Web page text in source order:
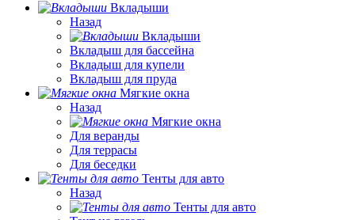
Вкладыши
Назад
Вкладыши
Вкладыш для бассейна
Вкладыш для купели
Вкладыш для пруда
Мягкие окна
Назад
Мягкие окна
Для веранды
Для террасы
Для беседки
Тенты для авто
Назад
Тенты для авто